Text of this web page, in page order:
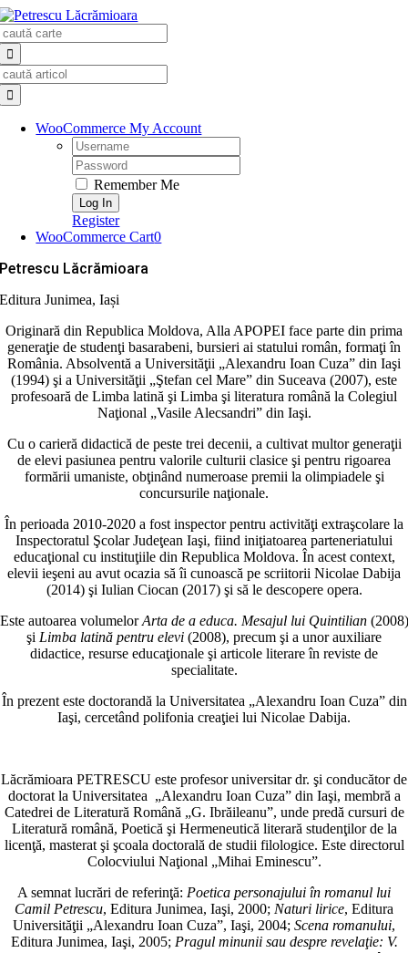
Skip
to
content
WooCommerce My Account
Username:
Password:
Remember Me
Register
WooCommerce Cart0
Petrescu Lăcrămioara
Editura Junimea, Iași
Originară din Republica Moldova, Alla APOPEI face parte din prima
generaţie de studenţi basarabeni, bursieri ai statului român, formaţi în
România. Absolventă a Universităţii „Alexandru Ioan Cuza” din Iaşi
(1994) şi a Universităţii „Ştefan cel Mare” din Suceava (2007), este
profesoară de Limba latină şi Limba şi literatura română la Colegiul
Naţional „Vasile Alecsandri” din Iaşi.
Cu o carieră didactică de peste trei decenii, a cultivat multor generaţii
de elevi pasiunea pentru valorile culturii clasice şi pentru rigoarea
formării umaniste, obţinând numeroase premii la olimpiadele şi
concursurile naţionale.
În perioada 2010-2020 a fost inspector pentru activităţi extraşcolare la
Inspectoratul Şcolar Judeţean Iaşi, fiind iniţiatoarea parteneriatului
educaţional cu instituţiile din Republica Moldova. În acest context,
elevii ieşeni au avut ocazia să îi cunoască pe scriitorii Nicolae Dabija
(2014) şi Iulian Ciocan (2017) şi să le descopere opera.
Este autoarea volumelorArta de a educa. Mesajul lui Quintilian (2008)
şi Limba latină pentru elevi (2008), precum şi a unor auxiliare
didactice, resurse educaţionale şi articole literare în reviste de
specialitate.
În prezent este doctorandă la Universitatea „Alexandru Ioan Cuza” din
Iaşi, cercetând polifonia creaţiei lui Nicolae Dabija.
Lăcrămioara PETRESCU este profesor universitar dr. şi conducător de
doctorat la Universitatea „Alexandru Ioan Cuza” din Iaşi, membră a
Catedrei de Literatură Română „G. Ibrăileanu”, unde predă cursuri de
Literatură română, Poetică şi Hermeneutică literară studenţilor de la
licenţă, masterat şi şcoala doctorală de studii filologice. Este directorul
Colocviului Naţional „Mihai Eminescu”.
A semnat lucrări de referinţă: Poetica personajului în romanul lui
Camil Petrescu, Editura Junimea, Iaşi, 2000; Naturi lirice, Editura
Universităţii „Alexandru Ioan Cuza”, Iaşi, 2004; Scena romanului,
Editura Junimea, Iaşi, 2005; Pragul minunii sau despre revelaţie: V.